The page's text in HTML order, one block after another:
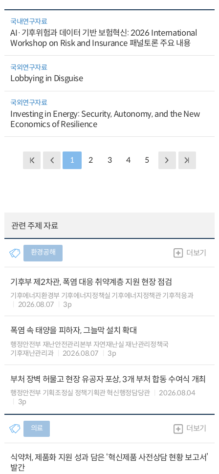
국내연구자료
AI·기후위험과 데이터 기반 보험혁신: 2026 International
Workshop on Risk and Insurance 패널토론 주요 내용
국외연구자료
Lobbying in Disguise
국외연구자료
Investing in Energy: Security, Autonomy, and the New
Economics of Resilience
1 2 3 4 5
관련 주제 자료
환경공해 더보기
기후부 제2차관, 폭염 대응 취약계층 지원 현장 점검
기후에너지환경부 기후에너지정책실 기후에너지정책관 기후적응과
2026.08.07
3p
폭염 속 태양을 피하자, 그늘막 설치 확대
행정안전부 재난안전관리본부 자연재난실 재난관리정책국
기후재난관리과
2026.08.07 3p
부처 장벽 허물고 현장 유공자 포상, 3개 부처 합동 수여식 개최
행정안전부 기획조정실 정책기획관 혁신행정담당관
2026.08.04
3p
의료 더보기
식약처, 제품화 지원 성과 담은 ‘혁신제품 사전상담 현황 보고서’
발간